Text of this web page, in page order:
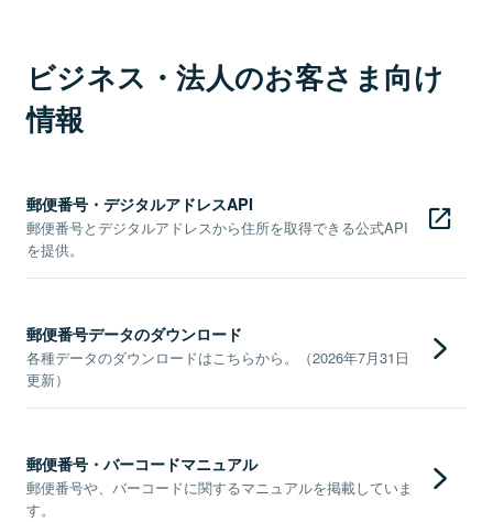
ビジネス・法人のお客さま向け
情報
郵便番号・デジタルアドレスAPI
郵便番号とデジタルアドレスから住所を取得できる公式API
を提供。
郵便番号データのダウンロード
各種データのダウンロードはこちらから。（2026年7月31日
更新）
郵便番号・バーコードマニュアル
郵便番号や、バーコードに関するマニュアルを掲載していま
す。